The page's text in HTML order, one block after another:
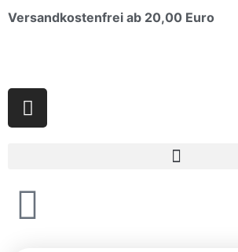
Versandkostenfrei ab 20,00 Euro